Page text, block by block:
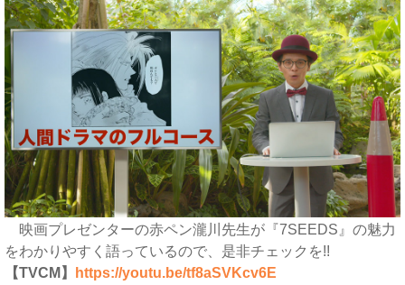
映画プレゼンターの赤ペン瀧川先生が『7SEEDS』の魅力
をわかりやすく語っているので、是非チェックを!!
【TVCM】
https://youtu.be/tf8aSVKcv6E